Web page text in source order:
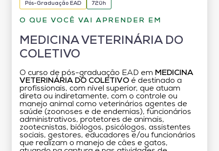
Pós-Graduação EAD 720h
O QUE VOCÊ VAI APRENDER EM
MEDICINA VETERINÁRIA DO
COLETIVO
O curso de pós-graduação EAD em MEDICINA
VETERINÁRIA DO COLETIVO é destinado a
profissionais, com nível superior, que atuam
direta ou indiretamente, com o controle ou
manejo animal como veterinários agentes de
saúde (zoonoses e de endemias), funcionários
administrativos, protetores de animais,
zootecnistas, biólogos, psicólogos, assistentes
sociais, gestores, educadores e/ou funcionários
que realizam o manejo de cães e gatos,